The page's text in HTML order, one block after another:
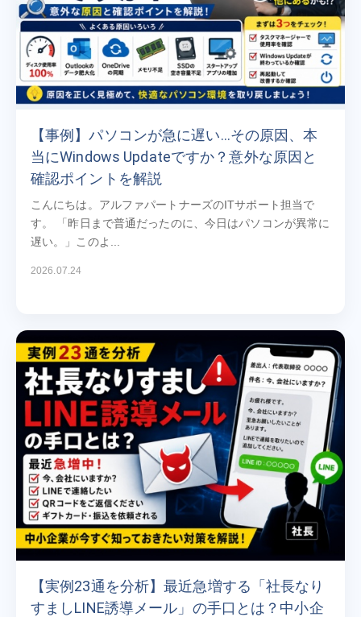
【事例】パソコンが急に遅い…その原因、本
当にWindows Updateですか？意外な原因と
確認ポイントを解説
こんにちは。アルファパートナーズのITサポート担当で
す。 「昨日まで普通だったのに、今日はパソコンが異常に
遅い。」このよ...
2026.07.24
【実例23通を分析】最近急増する「社長なり
すましLINE誘導メール」の手口とは？中小企